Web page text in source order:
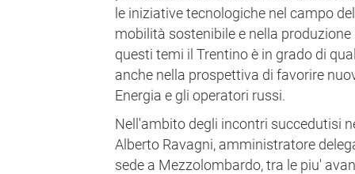
le iniziative tecnologiche nel campo
mobilità sostenibile e nella produzione
questi temi il Trentino è in grado di
anche nella prospettiva di favorire
Energia e gli operatori russi.
Nell'ambito degli incontri succedutisi
Alberto Ravagni, amministratore
sede a Mezzolombardo, tra le piu'